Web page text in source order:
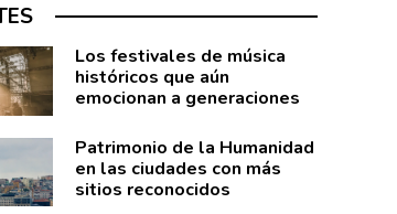
Los festivales de música
históricos que aún
emocionan a generaciones
Patrimonio de la Humanidad
en las ciudades con más
sitios reconocidos